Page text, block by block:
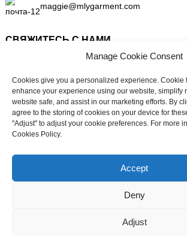
Пообщайтесь с нами прямо
maggie@mlygarment.com
СВЯЖИТЕСЬ С НАМИ
По всем вопросам, касающимся нашей
листа, пожалуйста, отправьте нам запрос, и
в течение 24 часов.
ЗАПРОСИТЬ ИНФОРМАЦИЮ
СЛЕДИТЕ ЗА НАМИ В
Manage Cookie Consent
Cookies give you a personalized experience. Cookie
enhance your experience using our website, simplify
website safe, and assist in our marketing efforts. By
agree to the storing of cookies on your device for
"Adjust" to adjust your cookie preferences. For more
Cookies Policy.
Accept
Deny
Adjust